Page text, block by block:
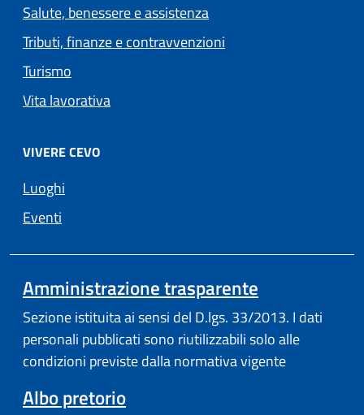
Salute, benessere e assistenza
Tributi, finanze e contravvenzioni
Turismo
Vita lavorativa
VIVERE CEVO
Luoghi
Eventi
Amministrazione trasparente
Sezione istituita ai sensi del D.lgs. 33/2013. I dati
personali pubblicati sono riutilizzabili solo alle
condizioni previste dalla normativa vigente
Albo pretorio